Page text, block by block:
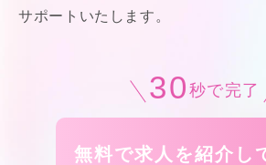
サポートいたします。
30 秒で完了
無料で求人を紹介し